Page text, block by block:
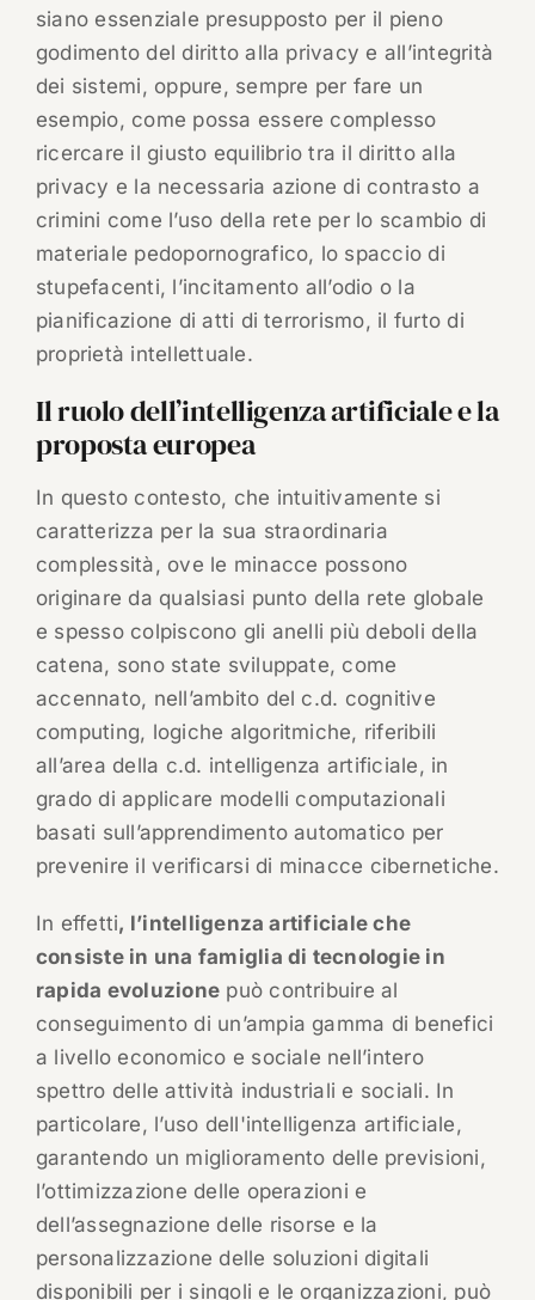
siano essenziale presupposto per il pieno
godimento del diritto alla privacy e all’integrità
dei sistemi, oppure, sempre per fare un
esempio, come possa essere complesso
ricercare il giusto equilibrio tra il diritto alla
privacy e la necessaria azione di contrasto a
crimini come l’uso della rete per lo scambio di
materiale pedopornografico, lo spaccio di
stupefacenti, l’incitamento all’odio o la
pianificazione di atti di terrorismo, il furto di
proprietà intellettuale.
Il ruolo dell’intelligenza artificiale e la
proposta europea
In questo contesto, che intuitivamente si
caratterizza per la sua straordinaria
complessità, ove le minacce possono
originare da qualsiasi punto della rete globale
e spesso colpiscono gli anelli più deboli della
catena, sono state sviluppate, come
accennato, nell’ambito del c.d. cognitive
computing, logiche algoritmiche, riferibili
all’area della c.d. intelligenza artificiale, in
grado di applicare modelli computazionali
basati sull’apprendimento automatico per
prevenire il verificarsi di minacce cibernetiche.
In effetti, l’intelligenza artificiale che
consiste in una famiglia di tecnologie in
rapida evoluzione può contribuire al
conseguimento di un’ampia gamma di benefici
a livello economico e sociale nell’intero
spettro delle attività industriali e sociali. In
particolare, l’uso dell'intelligenza artificiale,
garantendo un miglioramento delle previsioni,
l’ottimizzazione delle operazioni e
dell’assegnazione delle risorse e la
personalizzazione delle soluzioni digitali
disponibili per i singoli e le organizzazioni, può